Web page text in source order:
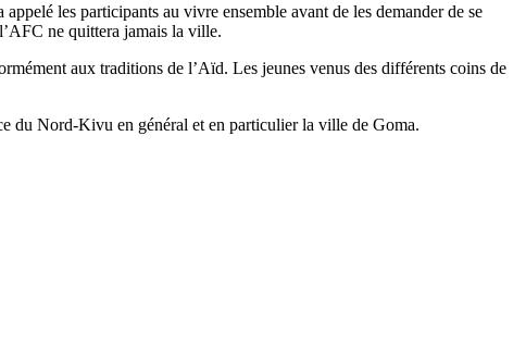
les participants au vivre ensemble avant de les demander de se
ne quittera jamais la ville.
aux traditions de l’Aïd. Les jeunes venus des différents coins de
du Nord-Kivu en général et en particulier la ville de Goma.